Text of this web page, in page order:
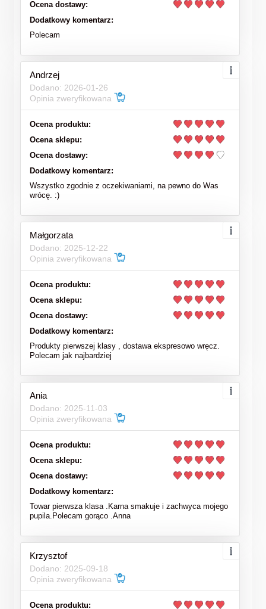
Ocena dostawy:
Dodatkowy komentarz:
Polecam
Andrzej
Dodano: 2026-01-26
Opinia zweryfikowana
Ocena produktu:
Ocena sklepu:
Ocena dostawy:
Dodatkowy komentarz:
Wszystko zgodnie z oczekiwaniami, na pewno do Was
wrócę. :)
Małgorzata
Dodano: 2025-12-22
Opinia zweryfikowana
Ocena produktu:
Ocena sklepu:
Ocena dostawy:
Dodatkowy komentarz:
Produkty pierwszej klasy , dostawa ekspresowo wręcz.
Polecam jak najbardziej
Ania
Dodano: 2025-11-03
Opinia zweryfikowana
Ocena produktu:
Ocena sklepu:
Ocena dostawy:
Dodatkowy komentarz:
Towar pierwsza klasa .Karna smakuje i zachwyca mojego
pupila.Polecam gorąco .Anna
Krzysztof
Dodano: 2025-09-18
Opinia zweryfikowana
Ocena produktu: